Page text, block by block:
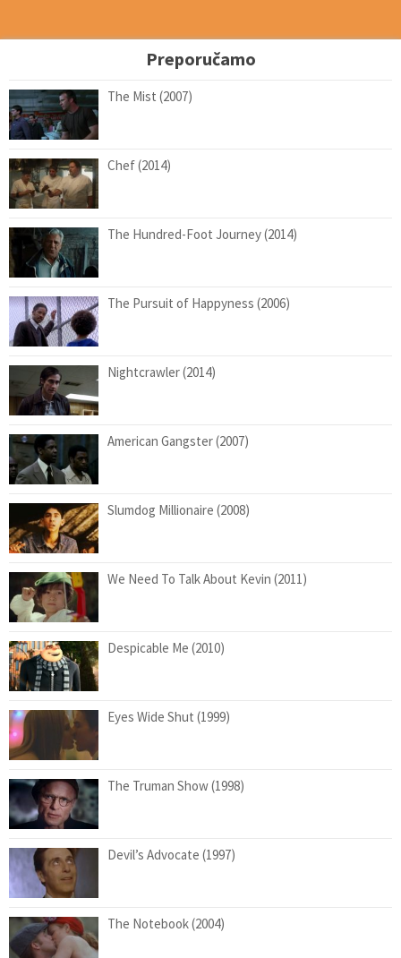
Preporučamo
The Mist (2007)
Chef (2014)
The Hundred-Foot Journey (2014)
The Pursuit of Happyness (2006)
Nightcrawler (2014)
American Gangster (2007)
Slumdog Millionaire (2008)
We Need To Talk About Kevin (2011)
Despicable Me (2010)
Eyes Wide Shut (1999)
The Truman Show (1998)
Devil’s Advocate (1997)
The Notebook (2004)